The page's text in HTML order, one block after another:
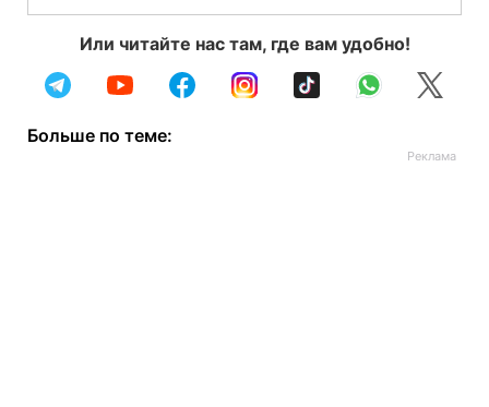
Или читайте нас там, где вам удобно!
Больше по теме: